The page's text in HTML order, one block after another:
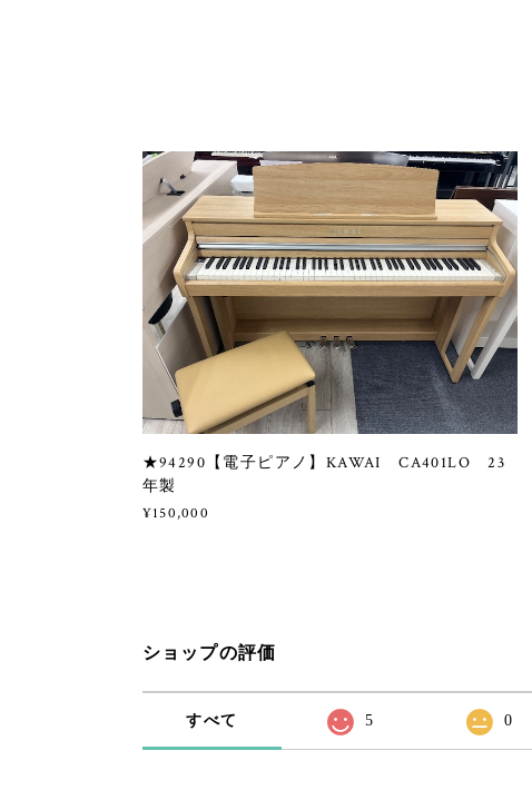
★94290【電子ピアノ】KAWAI CA401LO 23
年製
¥150,000
ショップの評価
すべて 5 0